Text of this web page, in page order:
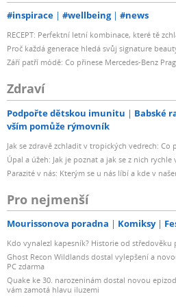
#inspirace #wellbeing #news
RECEPT: Perfektní letní kombinace, které tě
Proč každá generace hledá svůj signature
Září patří módě: Co přinese Mercedes-Benz
Zdraví
Podpořte dětskou imunitu Babské
vším pomůže rýmovník
Jak se zdravě zchladit v tropických vedrech:
Úpal a úžeh: Jak je poznat a jak se z nich rychle
Parazité v nás: Kterým se u nás líbí a kde v
Pro nejmenší
Mourissonova poradna Komiksy
Kdo vynalezl kapesník? Historie od
Ghost Recon Wildlands dostal vylepšení a
PC zdarma
Quake ke 30. narozeninám dostal novou
vám zamotá hlavu iluzemi